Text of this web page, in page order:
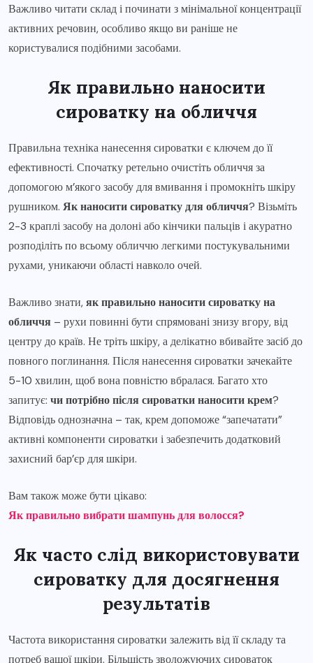
Важливо читати склад і починати з мінімальної концентрації
активних речовин, особливо якщо ви раніше не
користувалися подібними засобами.
Як правильно наносити
сироватку на обличчя
Правильна техніка нанесення сироватки є ключем до її
ефективності. Спочатку ретельно очистіть обличчя за
допомогою м’якого засобу для вмивання і промокніть шкіру
рушником. Як наносити сироватку для обличчя? Візьміть
2-3 краплі засобу на долоні або кінчики пальців і акуратно
розподіліть по всьому обличчю легкими постукувальними
рухами, уникаючи області навколо очей.
Важливо знати,як правильно наносити сироватку на
обличчя – рухи повинні бути спрямовані знизу вгору, від
центру до країв. Не тріть шкіру, а делікатно вбивайте засіб до
повного поглинання. Після нанесення сироватки зачекайте
5-10 хвилин, щоб вона повністю вбралася. Багато хто
запитує: чи потрібно після сироватки наносити крем?
Відповідь однозначна – так, крем допоможе “запечатати”
активні компоненти сироватки і забезпечить додатковий
захисний бар’єр для шкіри.
Вам також може бути цікаво:
Як правильно вибрати шампунь для волосся?
Як часто слід використовувати
сироватку для досягнення
результатів
Частота використання сироватки залежить від її складу та
потреб вашої шкіри. Більшість зволожуючих сироваток